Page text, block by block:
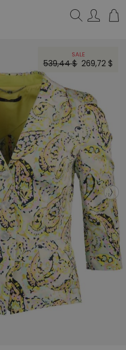
SALE
539,44 $ 269,72 $